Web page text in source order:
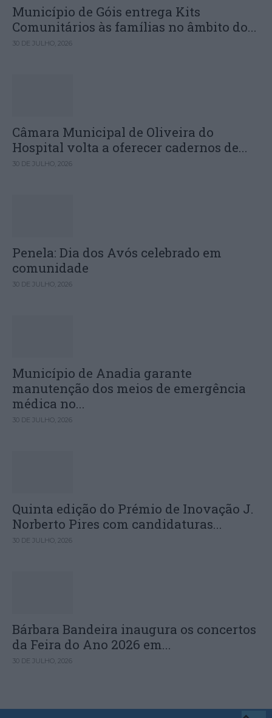
Município de Góis entrega Kits
Comunitários às famílias no âmbito do...
30 DE JULHO, 2026
Câmara Municipal de Oliveira do
Hospital volta a oferecer cadernos de...
30 DE JULHO, 2026
Penela: Dia dos Avós celebrado em
comunidade
30 DE JULHO, 2026
Município de Anadia garante
manutenção dos meios de emergência
médica no...
30 DE JULHO, 2026
Quinta edição do Prémio de Inovação J.
Norberto Pires com candidaturas...
30 DE JULHO, 2026
Bárbara Bandeira inaugura os concertos
da Feira do Ano 2026 em...
30 DE JULHO, 2026